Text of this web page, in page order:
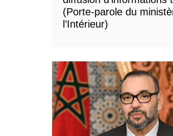
(Porte-parole du
l’Intérieur)